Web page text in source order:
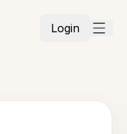
Login